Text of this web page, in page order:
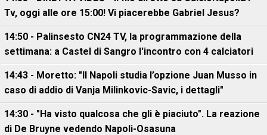
Tv, oggi alle ore 15:00! Vi piacerebbe Gabriel Jesus?
14:50 - Palinsesto CN24 TV, la programmazione della
settimana: a Castel di Sangro l'incontro con 4 calciatori
14:43 - Moretto: "Il Napoli studia l’opzione Juan Musso in
caso di addio di Vanja Milinkovic-Savic, i dettagli"
14:30 - "Ha visto qualcosa che gli è piaciuto". La reazione
di De Bruyne vedendo Napoli-Osasuna